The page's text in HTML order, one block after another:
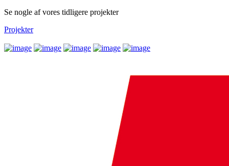
Se nogle af vores tidligere projekter
Projekter